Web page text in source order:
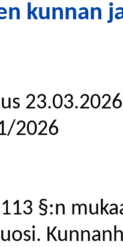
kunnan
23.03.2026
2026
§:n